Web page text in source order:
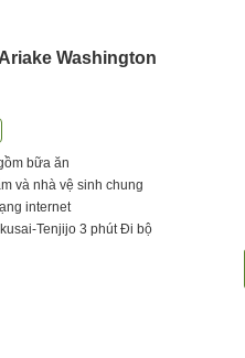
Washington
bữa ăn
và nhà vệ sinh chung
internet
Tenjijo3 phútĐi bộ